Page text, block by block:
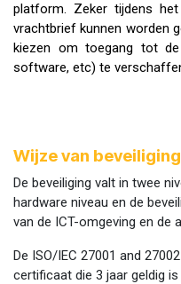
platform. Zeker tijdens
vrachtbrief kunnen worden
kiezen om toegang tot
software, etc) te
Wijze van beveiliging
De beveiliging valt in twee
hardware niveau en de
van de ICT-omgeving en de
De ISO/IEC 27001 and
certificaat die 3 jaar geldig